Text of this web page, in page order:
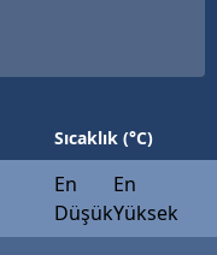
Sıcaklık (°C)
En
Düşük
En
Yüksek